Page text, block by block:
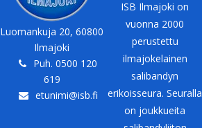
Luomankuja 20, 60800
Ilmajoki
Puh. 0500 120
619
etunimi@isb.fi
ISB Ilmajoki on
vuonna 2000
perustettu
ilmajokelainen
salibandyn
erikoisseura. Seuralla
on joukkueita